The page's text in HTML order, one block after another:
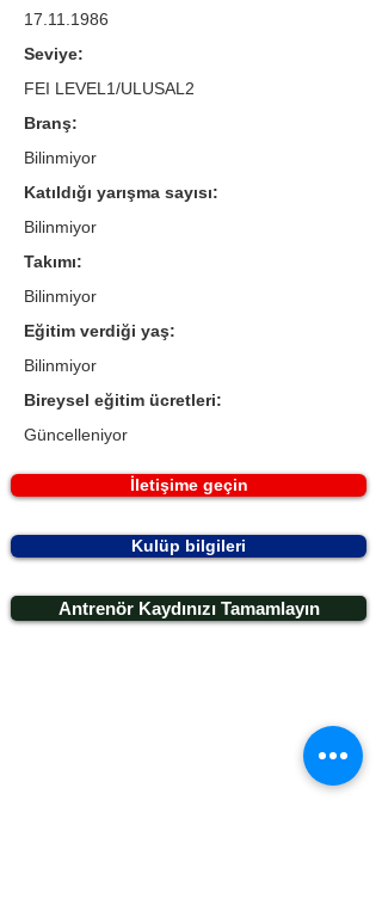
17.11.1986
Seviye:
FEI LEVEL1/ULUSAL2
Branş:
Bilinmiyor
Katıldığı yarışma sayısı:
Bilinmiyor
Takımı:
Bilinmiyor
Eğitim verdiği yaş:
Bilinmiyor
Bireysel eğitim ücretleri:
Güncelleniyor
İletişime geçin
Kulüp bilgileri
Antrenör Kaydınızı Tamamlayın